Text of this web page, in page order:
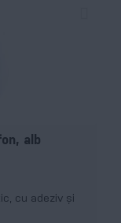
alb
cu adeziv și